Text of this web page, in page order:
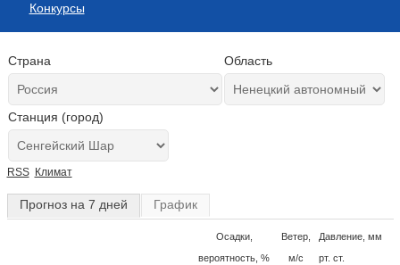
Конкурсы
Страна Область
Станция (город)
RSS Климат
Прогноз на 7 дней График
Осадки,
вероятность, %
Ветер,
м/с
Давление, мм
рт. ст.